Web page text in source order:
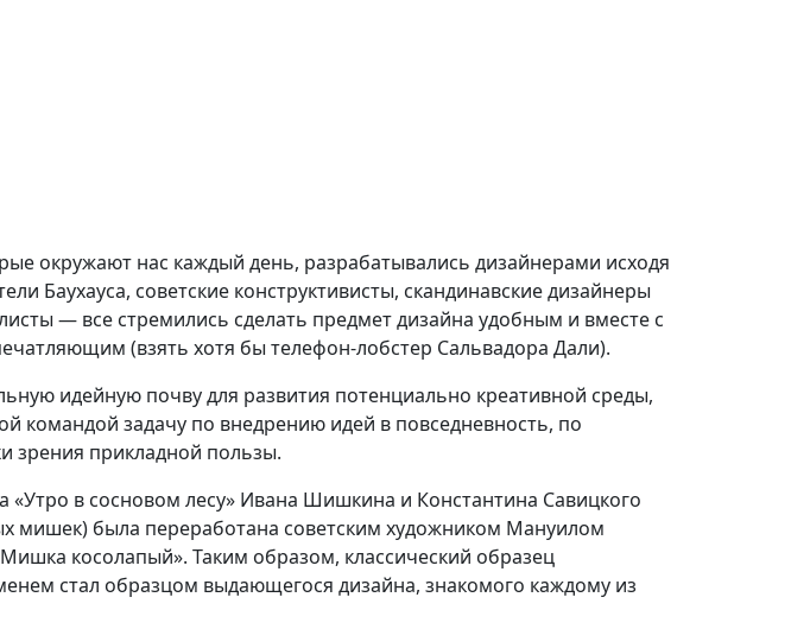
окружают нас каждый день, разрабатывались дизайнерами исходя
Баухауса, советские конструктивисты, скандинавские дизайнеры
— все стремились сделать предмет дизайна удобным и вместе с
(взять хотя бы телефон-лобстер Сальвадора Дали).
идейную почву для развития потенциально креативной среды,
командой задачу по внедрению идей в повседневность, по
зрения прикладной пользы.
«Утро в сосновом лесу» Ивана Шишкина и Константина Савицкого
мишек) была переработана советским художником Мануилом
косолапый». Таким образом, классический образец
стал образцом выдающегося дизайна, знакомого каждому из